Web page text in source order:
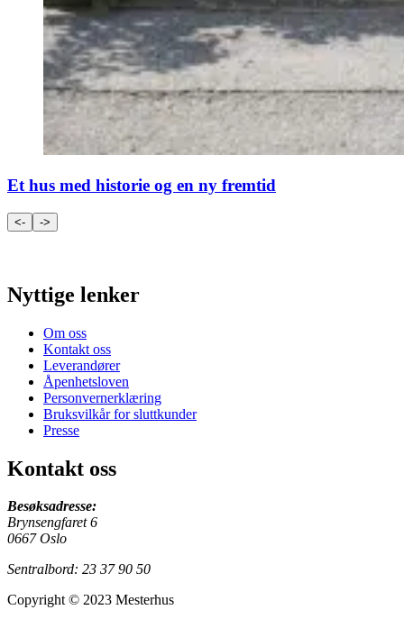
Et hus med historie og en ny fremtid
<- ->
Nyttige lenker
Om oss
Kontakt oss
Leverandører
Åpenhetsloven
Personvernerklæring
Bruksvilkår for sluttkunder
Presse
Kontakt oss
Besøksadresse:
Brynsengfaret 6
0667 Oslo
Sentralbord: 23 37 90 50
Copyright © 2023 Mesterhus